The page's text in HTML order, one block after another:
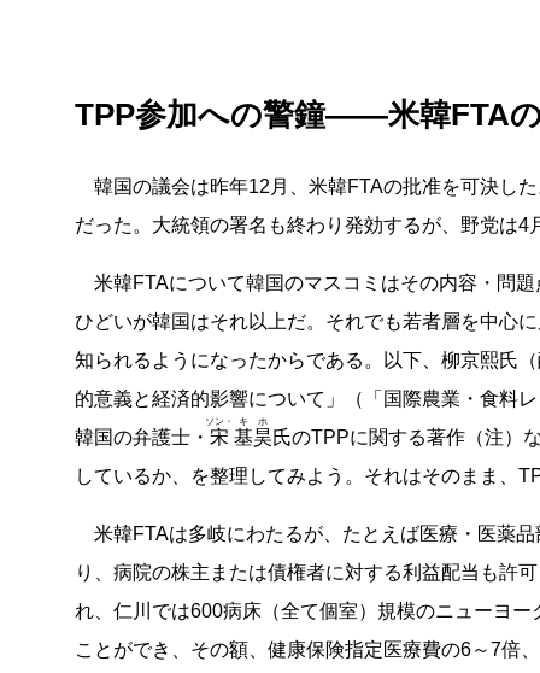
TPP参加への警鐘――米韓FTA
韓国の議会は昨年12月、米韓FTAの批准を可決し
だった。大統領の署名も終わり発効するが、野党は
米韓FTAについて韓国のマスコミはその内容・問
ひどいが韓国はそれ以上だ。それでも若者層を中心
知られるようになったからである。以下、柳京熙氏
的意義と経済的影響について」（「国際農業・食料
韓国の弁護士・ 宋
ソン・
基
キ
昊
ホ
氏のTPPに関する著作（注）
しているか、を整理してみよう。それはそのまま、
米韓FTAは多岐にわたるが、たとえば医療・医薬
り、病院の株主または債権者に対する利益配当も許
れ、仁川では600病床（全て個室）規模のニューヨ
ことができ、その額、健康保険指定医療費の6～7倍